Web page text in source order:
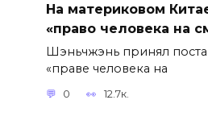
На материковом
«право человека на
Шэньчжэнь принял
«праве человека на
0 12.7к.